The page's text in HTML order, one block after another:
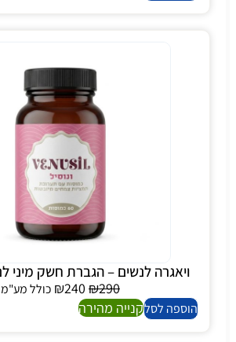
ויאגרה לנשים – הגברת חשק מיני
₪290
₪240
כולל מע"מ
הוספה לסלקנייה מהירה